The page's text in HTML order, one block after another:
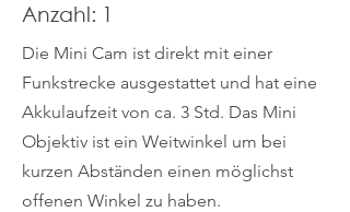
Anzahl: 1
Die Mini Cam ist direkt mit einer
Funkstrecke ausgestattet und hat eine
Akkulaufzeit von ca. 3 Std. Das Mini
Objektiv ist ein Weitwinkel um bei
kurzen Abständen einen möglichst
offenen Winkel zu haben.